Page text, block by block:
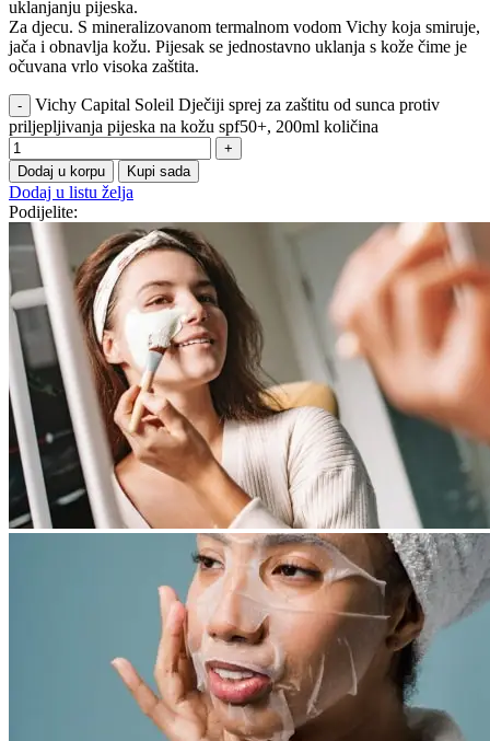
uklanjanju pijeska.
Za djecu. S mineralizovanom termalnom vodom Vichy koja smiruje,
jača i obnavlja kožu. Pijesak se jednostavno uklanja s kože čime je
očuvana vrlo visoka zaštita.
Vichy Capital Soleil Dječiji sprej za zaštitu od sunca protiv
priljepljivanja pijeska na kožu spf50+, 200ml količina
Dodaj u korpu Kupi sada
Dodaj u listu želja
Podijelite: